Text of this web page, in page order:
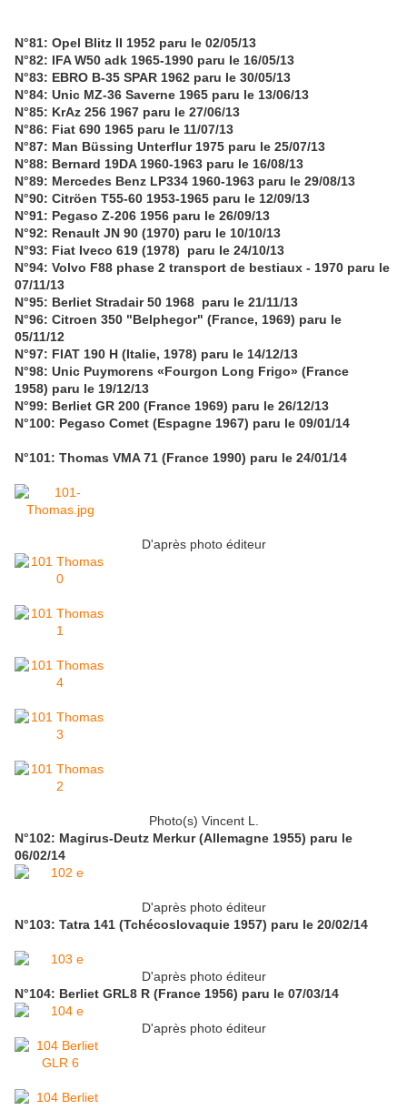
N°81: Opel Blitz II 1952 paru le 02/05/13
N°82: IFA W50 adk 1965-1990 paru le 16/05/13
N°83: EBRO B-35 SPAR 1962 paru le 30/05/13
N°84: Unic MZ-36 Saverne 1965 paru le 13/06/13
N°85: KrAz 256 1967 paru le 27/06/13
N°86: Fiat 690 1965 paru le 11/07/13
N°87: Man Büssing Unterflur 1975 paru le 25/07/13
N°88: Bernard 19DA 1960-1963 paru le 16/08/13
N°89: Mercedes Benz LP334 1960-1963 paru le 29/08/13
N°90: Citröen T55-60 1953-1965 paru le 12/09/13
N°91: Pegaso Z-206 1956 paru le 26/09/13
N°92: Renault JN 90 (1970) paru le 10/10/13
N°93: Fiat Iveco 619 (1978) paru le 24/10/13
N°94: Volvo F88 phase 2 transport de bestiaux - 1970 paru le
07/11/13
N°95: Berliet Stradair 50 1968 paru le 21/11/13
N°96: Citroen 350 "Belphegor" (France, 1969) paru le
05/11/12
N°97: FIAT 190 H (Italie, 1978) paru le 14/12/13
N°98: Unic Puymorens «Fourgon Long Frigo» (France
1958) paru le 19/12/13
N°99: Berliet GR 200 (France 1969) paru le 26/12/13
N°100: Pegaso Comet (Espagne 1967) paru le 09/01/14
N°101: Thomas VMA 71 (France 1990) paru le 24/01/14
D'après photo éditeur
Photo(s) Vincent L.
N°102: Magirus-Deutz Merkur (Allemagne 1955) paru le
06/02/14
D'après photo éditeur
N°103: Tatra 141 (Tchécoslovaquie 1957) paru le 20/02/14
D'après photo éditeur
N°104: Berliet GRL8 R (France 1956) paru le 07/03/14
D'après photo éditeur